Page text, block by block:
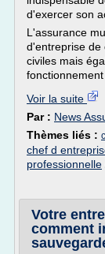
d'exercer son
L'assurance
d'entreprise de
civiles mais
fonctionnement
Voir la suite
Par : News
Thèmes liés :
chef d
professionnelle
Votre
comment